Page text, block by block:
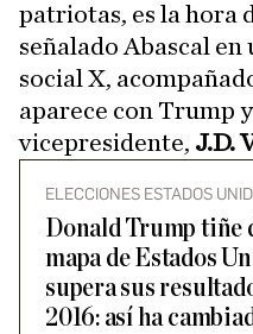
patriotas, es la hora
señalado Abascal en
social X,
aparece con Trump
vicepresidente, J.D.
ELECCIONES ESTADOS
Donald Trump tiñe
mapa de Estados
supera sus
2016: así ha